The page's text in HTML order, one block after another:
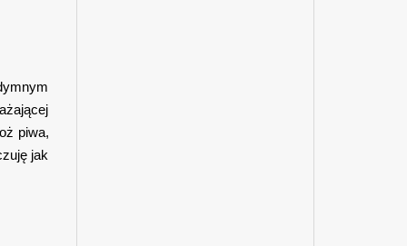
piwa,
jak